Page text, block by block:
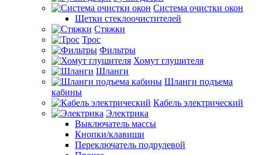
Система очистки окон
Щетки стеклоочистителей
Стяжки
Трос
Фильтры
Хомут глушителя
Шланги
Шланги подъема
кабины
Кабель электрический
Электрика
Выключатель массы
Кнопки/клавиши
Переключатель подрулевой